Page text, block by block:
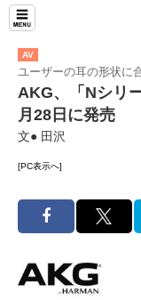
AV
ユーザーの耳の形状に
AKG、「Nシリ
月28日に発売
文● 田沢
[PC表示へ]